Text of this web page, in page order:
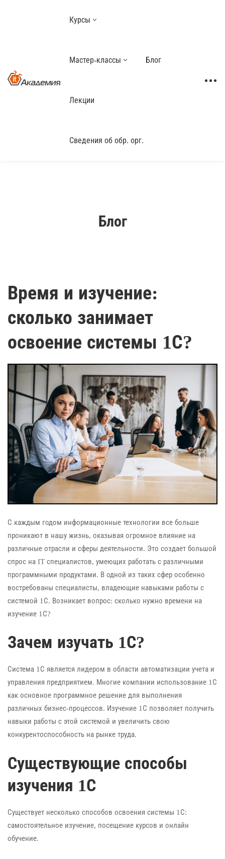
Курсы
Мастер-классы Блог
Лекции
Сведения об обр. орг.
Блог
Время и изучение:
сколько занимает
освоение системы 1С?
С каждым годом информационные технологии все больше
проникают в нашу жизнь, оказывая огромное влияние на
различные отрасли и сферы деятельности. Это создает большой
спрос на IT специалистов, умеющих работать с различными
программными продуктами. В одной из таких сфер особенно
востребованы специалисты, владеющие навыками работы с
системой 1С. Возникает вопрос: сколько нужно времени на
изучение 1С?
Зачем изучать 1С?
Система 1С является лидером в области автоматизации учета и
управления предприятием. Многие компании использование 1С
как основное программное решение для выполнения
различных бизнес-процессов. Изучение 1С позволяет получить
навыки работы с этой системой и увеличить свою
конкурентоспособность на рынке труда.
Существующие способы
изучения 1С
Существует несколько способов освоения системы 1С:
самостоятельное изучение, посещение курсов и онлайн
обучение.